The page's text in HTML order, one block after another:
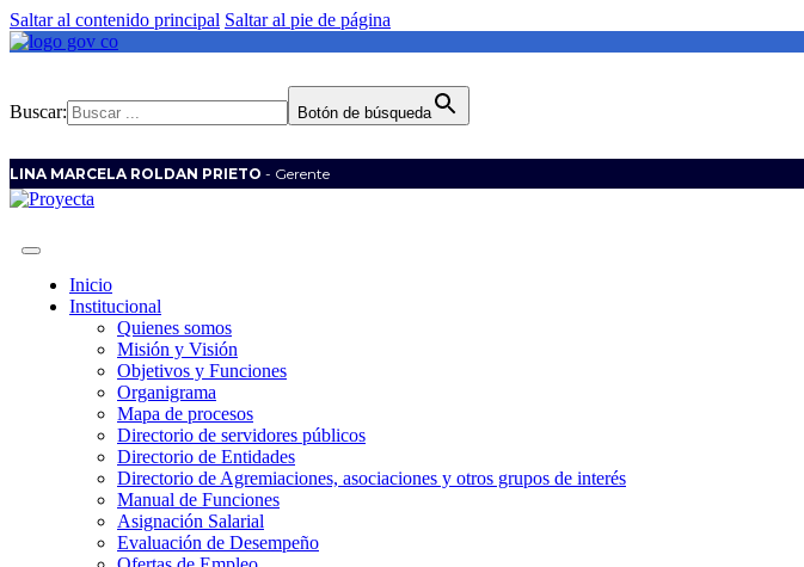
Saltar al contenido principal Saltar al pie de página
Buscar: Botón de búsqueda
LINA MARCELA ROLDAN PRIETO - Gerente
Inicio
Institucional
Quienes somos
Misión y Visión
Objetivos y Funciones
Organigrama
Mapa de procesos
Directorio de servidores públicos
Directorio de Entidades
Directorio de Agremiaciones, asociaciones y otros grupos de interés
Manual de Funciones
Asignación Salarial
Evaluación de Desempeño